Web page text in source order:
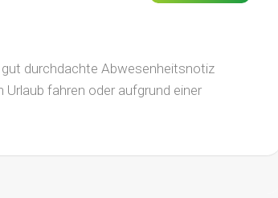
durchdachte Abwesenheitsnotiz
fahren oder aufgrund einer